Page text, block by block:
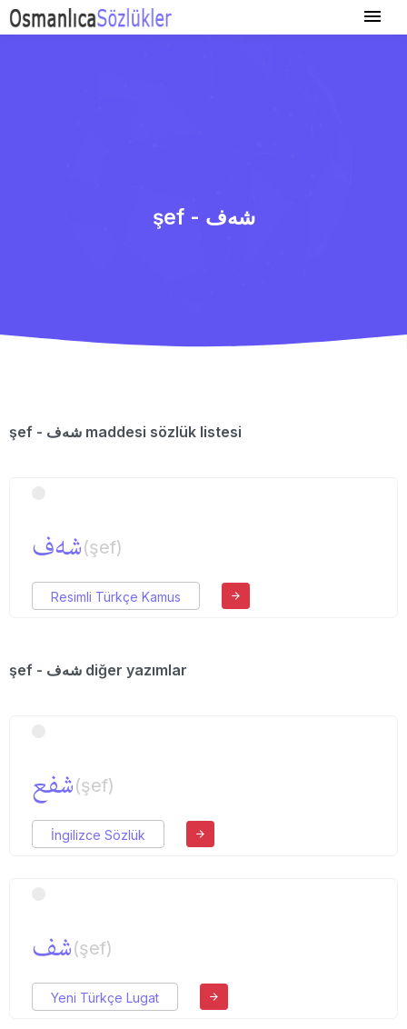
şef - شه‌ف
şef - شه‌ف maddesi sözlük listesi
شه‌ف(şef)
Resimli Türkçe Kamus
şef - شه‌ف diğer yazımlar
شفع(şef)
İngilizce Sözlük
شف(şef)
Yeni Türkçe Lugat